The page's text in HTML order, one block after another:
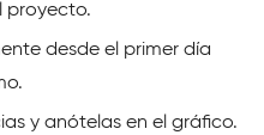
proyecto.
desde el primer día
y anótelas en el gráfico.